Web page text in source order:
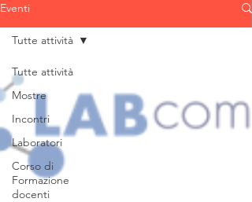
Eventi
Tutte attività
Mostre
Incontri
Laboratori
Corso di
Formazione
docenti
Tutte attività